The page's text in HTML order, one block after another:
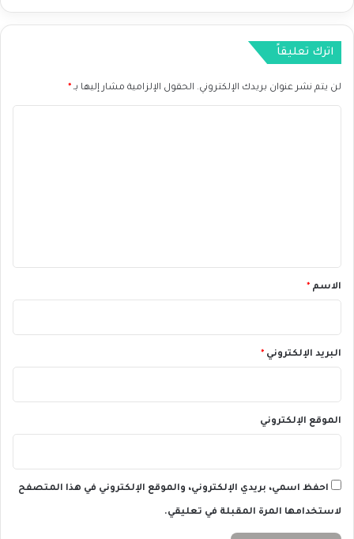
د
م
%
اترك تعليقاً
لن يتم نشر عنوان بريدك الإلكتروني. الحقول الإلزامية مشار إليها بـ *
*الاسم *
البريد الإلكتروني *
الموقع الإلكتروني
احفظ اسمي، بريدي الإلكتروني، والموقع الإلكتروني في هذا المتصفح
لاستخدامها المرة المقبلة في تعليقي.